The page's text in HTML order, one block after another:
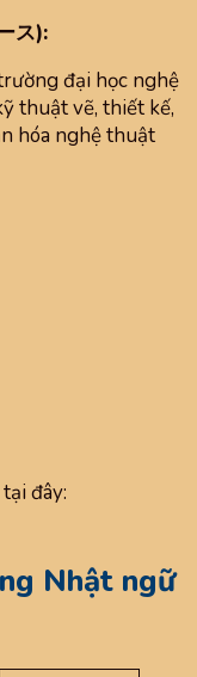
ス):
đại học nghệ
thuật vẽ, thiết kế,
hóa nghệ thuật
đây:
Nhật ngữ